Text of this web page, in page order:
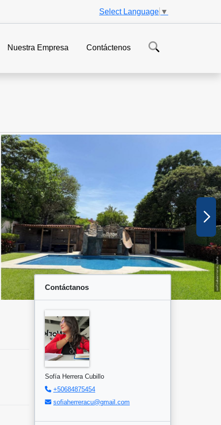
Select Language ▼
Nuestra Empresa Contáctenos
Contáctanos
Sofía Herrera Cubillo
+50684875454
sofiaherreracu@gmail.com